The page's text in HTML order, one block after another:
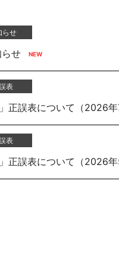
らせ
せ
表
正誤表について（2026年
表
正誤表について（2026年